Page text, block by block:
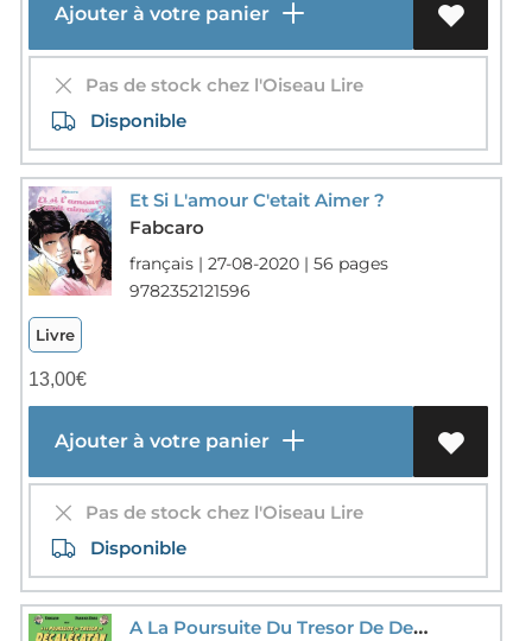
Ajouter à votre panier
Pas de stock chez l'Oiseau Lire
Disponible
Et Si L'amour C'etait Aimer ?
Fabcaro
français | 27-08-2020 | 56 pages
9782352121596
Livre
13,00€
Ajouter à votre panier
Pas de stock chez l'Oiseau Lire
Disponible
A La Poursuite Du Tresor De Decalecatan